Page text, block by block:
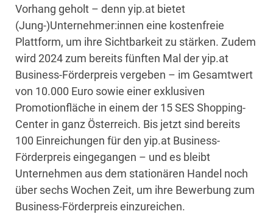
Vorhang geholt – denn yip.at bietet
(Jung-)Unternehmer:innen eine kostenfreie
Plattform, um ihre Sichtbarkeit zu stärken. Zudem
wird 2024 zum bereits fünften Mal der yip.at
Business-Förderpreis vergeben – im Gesamtwert
von 10.000 Euro sowie einer exklusiven
Promotionfläche in einem der 15 SES Shopping-
Center in ganz Österreich. Bis jetzt sind bereits
100 Einreichungen für den yip.at Business-
Förderpreis eingegangen – und es bleibt
Unternehmen aus dem stationären Handel noch
über sechs Wochen Zeit, um ihre Bewerbung zum
Business-Förderpreis einzureichen.